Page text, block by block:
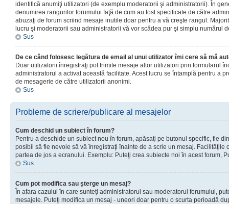
identifică anumiţi utilizatori (de exemplu moderatorii şi administratorii). În
denumirea rangurilor forumului faţă de cum au fost specificate de către
abuzaţi de forum scriind mesaje inutile doar pentru a vă creşte rangul.
lucru şi moderatorii sau administratorii vă vor scădea pur şi simplu numărul
Sus
De ce când folosesc legătura de email al unui utilizator îmi cere să mă
Doar utilizatorii înregistraţi pot trimite mesaje altor utilizatori prin formularul
administratorul a activat această facilitate. Acest lucru se întamplă pentru a
de mesagerie de către utilizatorii anonimi.
Sus
Probleme de scriere/publicare al mesajelor
Cum deschid un subiect în forum?
Pentru a deschide un subiect nou în forum, apăsaţi pe butonul specific, fie
posibil să fie nevoie să vă înregistraţi înainte de a scrie un mesaj. Facilităţile
partea de jos a ecranului. Exemplu: Puteţi crea subiecte noi în acest forum,
Sus
Cum pot modifica sau şterge un mesaj?
În afara cazului în care sunteţi administratorul sau moderatorul forumului,
mesajele. Puteţi modifica un mesaj - uneori doar pentru o scurta perioadă